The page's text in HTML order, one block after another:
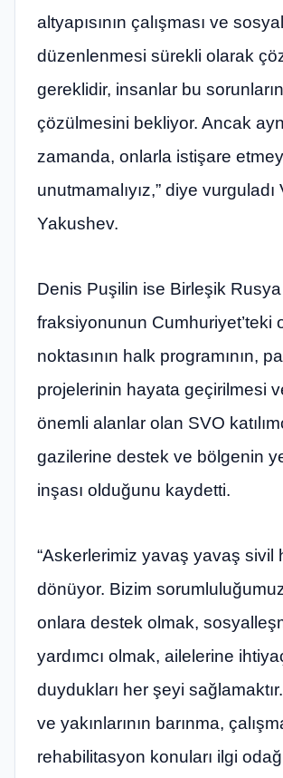
altyapısının çalışması ve
düzenlenmesi sürekli olarak
gereklidir, insanlar bu sorunların
çözülmesini bekliyor. Ancak
zamanda, onlarla istişare
unutmamalıyız,” diye vurguladı
Yakushev.
Denis Puşilin ise Birleşik Rusya
fraksiyonunun Cumhuriyet’teki
noktasının halk programının,
projelerinin hayata geçirilmesi
önemli alanlar olan SVO
gazilerine destek ve bölgenin
inşası olduğunu kaydetti.
“Askerlerimiz yavaş yavaş sivil
dönüyor. Bizim
onlara destek olmak,
yardımcı olmak, ailelerine
duydukları her şeyi
ve yakınlarının barınma,
rehabilitasyon konuları ilgi